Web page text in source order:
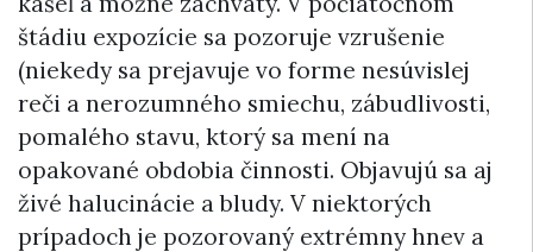
štádiu expozície sa pozoruje vzrušenie
(niekedy sa prejavuje vo forme nesúvislej
reči a nerozumného smiechu, zábudlivosti,
pomalého stavu, ktorý sa mení na
opakované obdobia činnosti. Objavujú sa aj
živé halucinácie a bludy. V niektorých
prípadoch je pozorovaný extrémny hnev a